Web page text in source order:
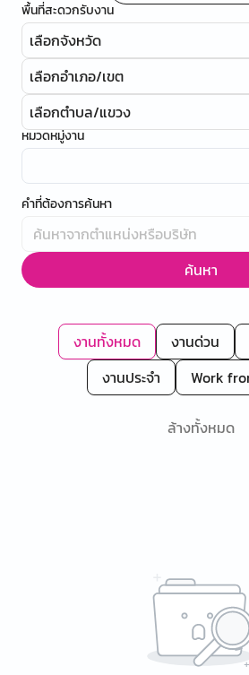
พื้นที่สะดวกรับงาน
เลือกจังหวัด
เลือกอำเภอ/เขต
เลือกตำบล/แขวง
หมวดหมู่งาน
คำที่ต้องการค้นหา
ค้นหา
งานทั้งหมด งานด่วน
งานประจำ
Work
ล้างทั้งหมด